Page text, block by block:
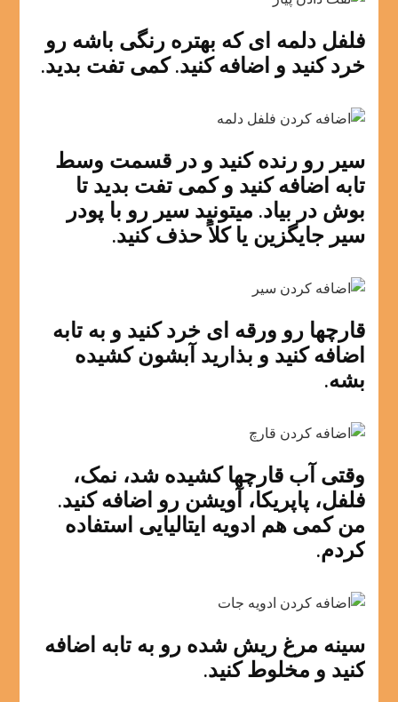
فلفل دلمه ای که بهتره رنگی باشه رو
خرد کنید و اضافه کنید. کمی تفت بدید.
سیر رو رنده کنید و در قسمت وسط
تابه اضافه کنید و کمی تفت بدید تا
بوش در بیاد. میتونید سیر رو با پودر
سیر جایگزین یا کلاً حذف کنید.
قارچها رو ورقه ای خرد کنید و به تابه
اضافه کنید و بذارید آبشون کشیده
بشه.
وقتی آب قارچها کشیده شد، نمک،
فلفل، پاپریکا، آویشن رو اضافه کنید.
من کمی هم ادویه ایتالیایی استفاده
کردم.
سینه مرغ ریش شده رو به تابه اضافه
کنید و مخلوط کنید.